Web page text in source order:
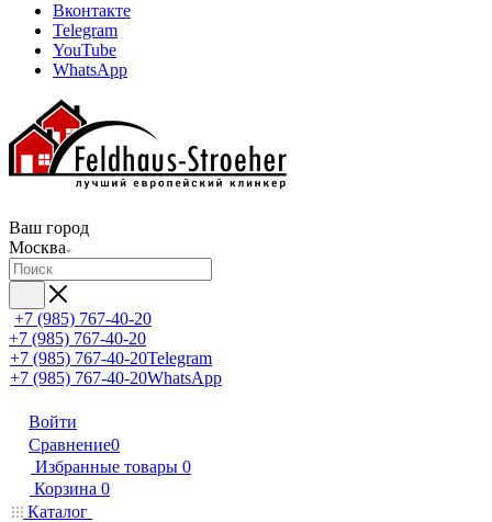
Вконтакте
Telegram
YouTube
WhatsApp
Ваш город
Москва
+7 (985) 767-40-20
+7 (985) 767-40-20
+7 (985) 767-40-20Telegram
+7 (985) 767-40-20WhatsApp
Войти
Сравнение0
Избранные товары 0
Корзина 0
Каталог